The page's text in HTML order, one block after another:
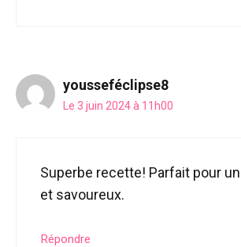
yousseféclipse8
Le 3 juin 2024 à 11h00
Superbe recette! Parfait pour
et savoureux.
Répondre